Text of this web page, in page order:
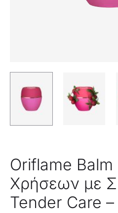
Oriflame
Χρήσεων με
Tender Care –